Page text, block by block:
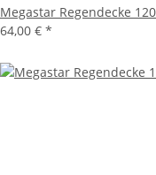
Megastar Regendecke
64,00 € *